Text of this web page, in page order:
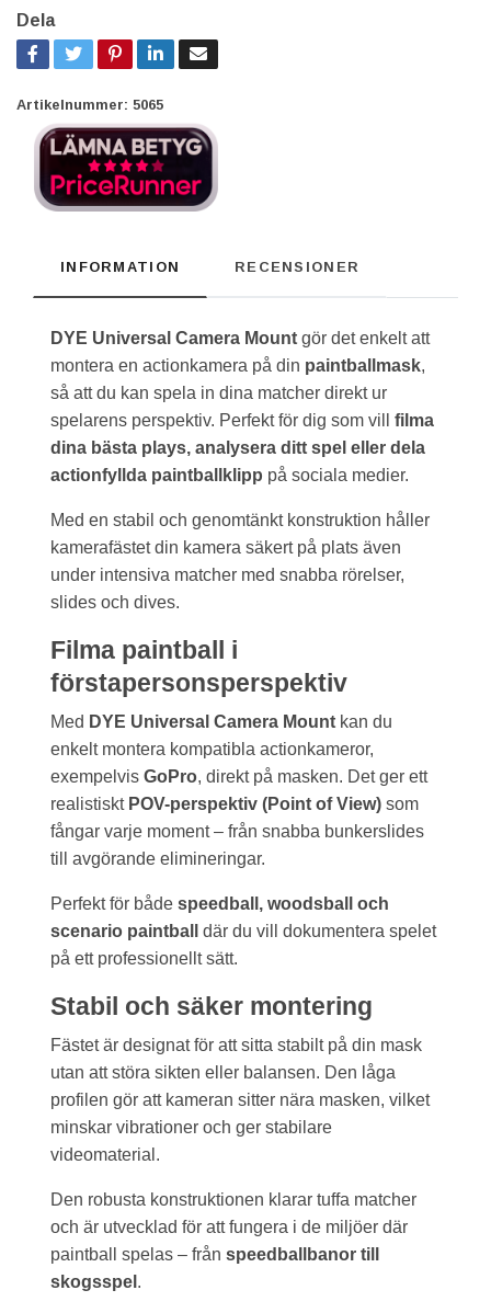
Dela
Artikelnummer: 5065
INFORMATION RECENSIONER
DYE Universal Camera Mount gör det enkelt att
montera en actionkamera på din paintballmask,
så att du kan spela in dina matcher direkt ur
spelarens perspektiv. Perfekt för dig som vill filma
dina bästa plays, analysera ditt spel eller dela
actionfyllda paintballklipp på sociala medier.
Med en stabil och genomtänkt konstruktion håller
kamerafästet din kamera säkert på plats även
under intensiva matcher med snabba rörelser,
slides och dives.
Filma paintball i
förstapersonsperspektiv
Med DYE Universal Camera Mount kan du
enkelt montera kompatibla actionkameror,
exempelvis GoPro, direkt på masken. Det ger ett
realistiskt POV-perspektiv (Point of View) som
fångar varje moment – från snabba bunkerslides
till avgörande elimineringar.
Perfekt för både speedball, woodsball och
scenario paintball
där du vill dokumentera spelet
på ett professionellt sätt.
Stabil och säker montering
Fästet är designat för att sitta stabilt på din mask
utan att störa sikten eller balansen. Den låga
profilen gör att kameran sitter nära masken, vilket
minskar vibrationer och ger stabilare
videomaterial.
Den robusta konstruktionen klarar tuffa matcher
och är utvecklad för att fungera i de miljöer där
paintball spelas – från speedballbanor till
skogsspel .